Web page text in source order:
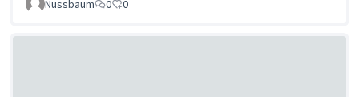
Nussbaum 0 0